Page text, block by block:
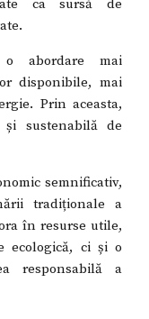
ca sursă de
o abordare mai
disponibile, mai
Prin aceasta,
sustenabilă de
semnificativ,
tradiționale a
în resurse utile,
ecologică, ci și o
responsabilă a